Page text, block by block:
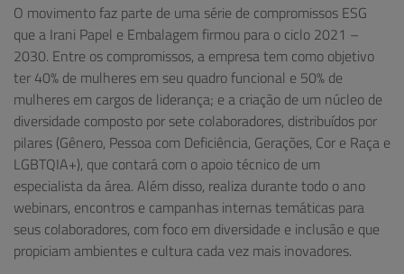
O movimento faz parte de uma série de compromissos ESG
que a Irani Papel e Embalagem firmou para o ciclo 2021 –
2030. Entre os compromissos, a empresa tem como objetivo
ter 40% de mulheres em seu quadro funcional e 50% de
mulheres em cargos de liderança; e a criação de um núcleo de
diversidade composto por sete colaboradores, distribuídos por
pilares (Gênero, Pessoa com Deficiência, Gerações, Cor e Raça e
LGBTQIA+), que contará com o apoio técnico de um
especialista da área. Além disso, realiza durante todo o ano
webinars, encontros e campanhas internas temáticas para
seus colaboradores, com foco em diversidade e inclusão e que
propiciam ambientes e cultura cada vez mais inovadores.